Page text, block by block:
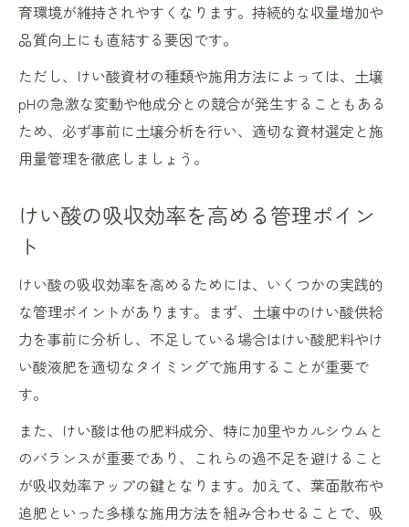
育環境が維持されやすくなります。持続的な収量増加や
品質向上にも直結する要因です。
ただし、けい酸資材の種類や施用方法によっては、土壌
pHの急激な変動や他成分との競合が発生することもある
ため、必ず事前に土壌分析を行い、適切な資材選定と施
用量管理を徹底しましょう。
けい酸の吸収効率を高める管理ポイン
ト
けい酸の吸収効率を高めるためには、いくつかの実践的
な管理ポイントがあります。まず、土壌中のけい酸供給
力を事前に分析し、不足している場合はけい酸肥料やけ
い酸液肥を適切なタイミングで施用することが重要で
す。
また、けい酸は他の肥料成分、特に加里やカルシウムと
のバランスが重要であり、これらの過不足を避けること
が吸収効率アップの鍵となります。加えて、葉面散布や
追肥といった多様な施用方法を組み合わせることで、吸